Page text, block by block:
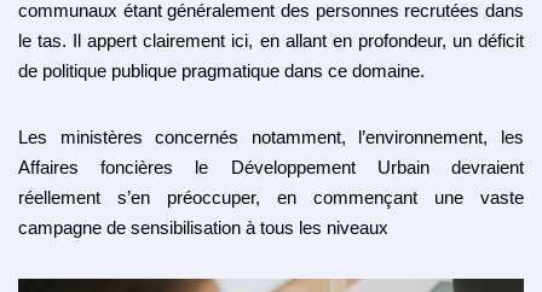
communaux étant généralement des personnes recrutées dans
le tas. Il appert clairement ici, en allant en profondeur, un déficit
de politique publique pragmatique dans ce domaine.
Les ministères concernés notamment, l’environnement, les
Affaires foncières le Développement Urbain devraient
réellement s’en préoccuper, en commençant une vaste
campagne de sensibilisation à tous les niveaux